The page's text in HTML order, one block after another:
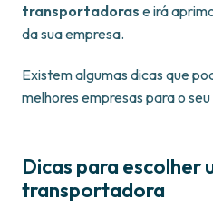
transportadoras e irá
da sua empresa.
Existem algumas dicas que
melhores empresas para o
Dicas para escolher
transportadora